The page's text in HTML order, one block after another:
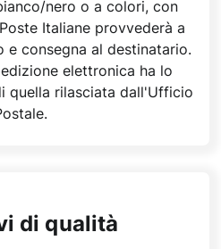
nero o a colori, con
Italiane provvederà a
e consegna al destinatario.
elettronica ha lo
quella rilasciata dall'Ufficio
di qualità